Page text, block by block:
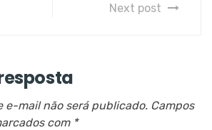
Next post
e-mail não será publicado. Campos
com *